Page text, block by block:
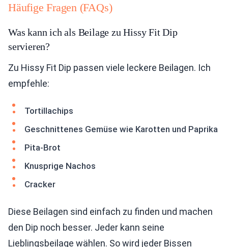
Häufige Fragen (FAQs)
Was kann ich als Beilage zu Hissy Fit Dip
servieren?
Zu Hissy Fit Dip passen viele leckere Beilagen. Ich
empfehle:
Tortillachips
Geschnittenes Gemüse wie Karotten und Paprika
Pita-Brot
Knusprige Nachos
Cracker
Diese Beilagen sind einfach zu finden und machen
den Dip noch besser. Jeder kann seine
Lieblingsbeilage wählen. So wird jeder Bissen